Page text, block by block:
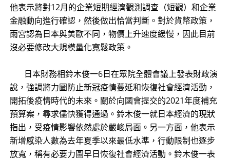
他表示將對12月的企業短期經濟觀測調查（短觀）和企業
金融動向進行確認，然後做出恰當判斷。對於貨幣政策，
雨宮認為日本與美歐不同，物價上升速度緩慢，因此目前
沒必要修改大規模量化寬鬆政策。
日本財務相鈴木俊一6日在眾院全體會議上發表財政演
說，強調將力圖防止新冠疫情蔓延和恢復社會經濟活動，
開拓後疫情時代的未來。關於向國會提交的2021年度補充
預算案，尋求儘快獲得通過。鈴木俊一就日本經濟的現狀
指出，受疫情影響依然處於嚴峻局面。另一方面，他表示
新增感染人數為去年夏季以來最低水準，行動限制也逐步
放寬，稱有必要力圖早日恢復社會經濟活動。鈴木俊一表